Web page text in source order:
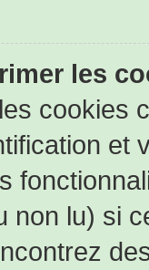
les
cookies
non lu) si